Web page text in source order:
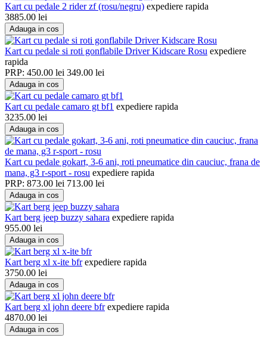
Kart cu pedale 2 rider zf (rosu/negru) expediere rapida
3885.00 lei
Adauga in cos
Kart cu pedale si roti gonflabile Driver Kidscare Rosu expediere
rapida
PRP: 450.00 lei 349.00 lei
Adauga in cos
Kart cu pedale camaro gt bf1 expediere rapida
3235.00 lei
Adauga in cos
Kart cu pedale gokart, 3-6 ani, roti pneumatice din cauciuc, frana de
mana, g3 r-sport - rosu expediere rapida
PRP: 873.00 lei 713.00 lei
Adauga in cos
Kart berg jeep buzzy sahara expediere rapida
955.00 lei
Adauga in cos
Kart berg xl x-ite bfr expediere rapida
3750.00 lei
Adauga in cos
Kart berg xl john deere bfr expediere rapida
4870.00 lei
Adauga in cos